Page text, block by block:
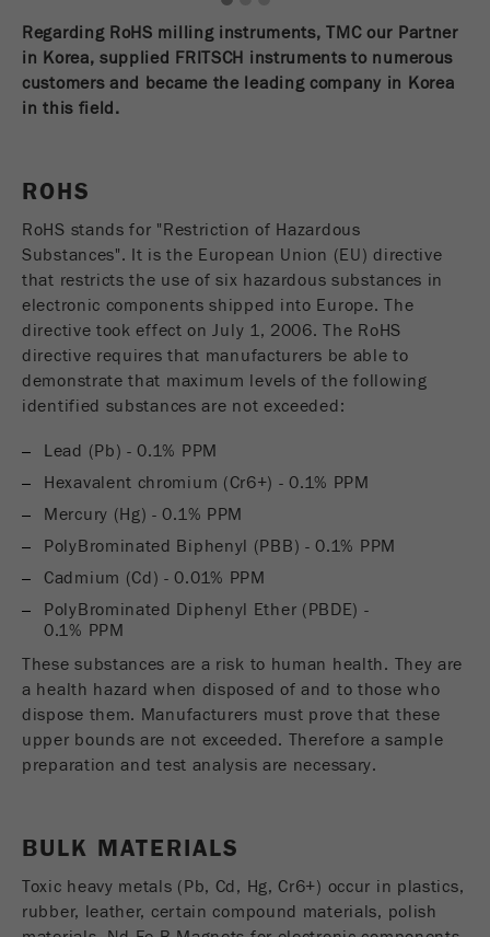
Scopo
Questo cookie è un cookie di sessione standard
tipologia TYPO3. I dati di accesso saranno salvati
solo dopo che l'utente effettuerà il login.
cookie
Name be_typo_user
Fornitore TYPO3
Scopo
Questo cookie indica al sito web se un visitatore
ha effettuato l'accesso al Typo3 backend e ha i
diritti per gestirli.
vita dei
cookie
Fine della sessione
Name PHPSESSID
Fornitore php
viene usato il metodo PHP session().
dei cookie
Fine della sessione
Statistiche e prestazioni
Name __utma
Fornitore
Scopo
visitatore unico, la data e l'ora della prima visita,
l'ora di inizio della visita attiva e il numero di tutte
le sessioni che ogni visitatore ha effettuato nel
Ciclo di
vita dei
cookie
2 anni
Name __utmc
Fornitore google
Scopo
Questo cookie appartiene al passato e non è più
passata delle pagine che utilizzano ancora il
codice di tracciamento di urchin.js, questo
browser viene chiuso. Tuttavia, questo cookie
non deve essere considerato quando si esegue il
debug e si utilizza il nuovo codice di
tracciamento ga.js
Name __utmz
Mostra informazioni sui cookie
Regarding RoHS milling instruments, TMC our Partner
in Korea, supplied FRITSCH instruments to numerous
customers and became the leading company in Korea
in this field.
ROHS
RoHS stands for "Restriction of Hazardous
Substances". It is the European Union (EU) directive
that restricts the use of six hazardous substances in
electronic components shipped into Europe. The
directive took effect on July 1, 2006. The RoHS
directive requires that manufacturers be able to
demonstrate that maximum levels of the following
identified substances are not exceeded:
Lead (Pb) - 0.1% PPM
Hexavalent chromium (Cr6+) - 0.1% PPM
Mercury (Hg) - 0.1% PPM
PolyBrominated Biphenyl (PBB) - 0.1% PPM
Cadmium (Cd) - 0.01% PPM
PolyBrominated Diphenyl Ether (PBDE) -
0.1% PPM
These substances are a risk to human health. They are
a health hazard when disposed of and to those who
dispose them. Manufacturers must prove that these
upper bounds are not exceeded. Therefore a sample
preparation and test analysis are necessary.
BULK MATERIALS
Toxic heavy metals (Pb, Cd, Hg, Cr6+) occur in plastics,
rubber, leather, certain compound materials, polish